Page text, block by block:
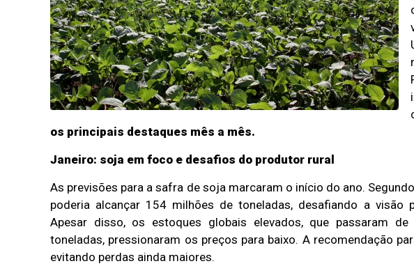
os principais destaques mês a mês.
Janeiro: soja em foco e desafios do produtor rural
As previsões para a safra de soja marcaram o início do ano.
poderia alcançar 154 milhões de toneladas, desafiando a visão
Apesar disso, os estoques globais elevados, que passaram
toneladas, pressionaram os preços para baixo. A recomendação
evitando perdas ainda maiores.